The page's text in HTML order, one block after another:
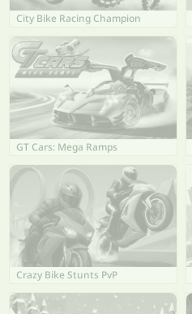
City Bike Racing Champion
GT Cars: Mega Ramps
Crazy Bike Stunts PvP